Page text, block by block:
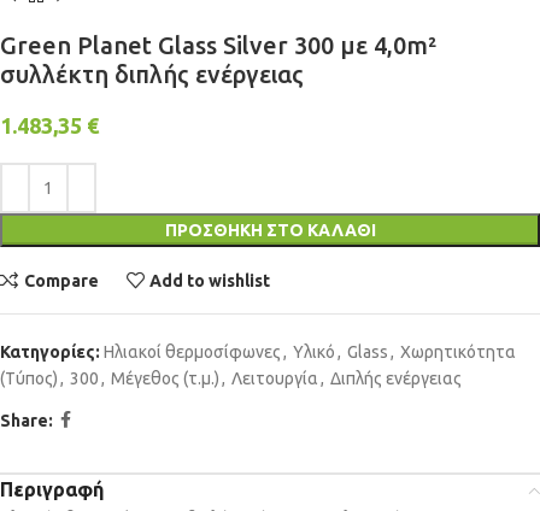
Green Planet Glass Silver 300 με 4,0m²
συλλέκτη διπλής ενέργειας
1.483,35 €
ΠΡΟΣΘΉΚΗ ΣΤΟ ΚΑΛΆΘΙ
Compare Add to wishlist
Κατηγορίες: Ηλιακοί θερμοσίφωνες, Υλικό, Glass, Χωρητικότητα
(Τύπος), 300, Μέγεθος (τ.μ.), Λειτουργία, Διπλής ενέργειας
Share:
Περιγραφή